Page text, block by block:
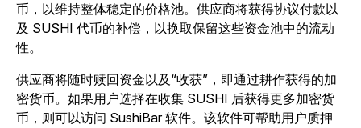
币，以维持整体稳定的价格池。供应商将获得协议付款以
及 SUSHI 代币的补偿，以换取保留这些资金池中的流动
性。
供应商将随时赎回资金以及“收获”，即通过耕作获得的加
密货币。如果用户选择在收集 SUSHI 后获得更多加密货
币，则可以访问 SushiBar 软件。该软件可帮助用户质押